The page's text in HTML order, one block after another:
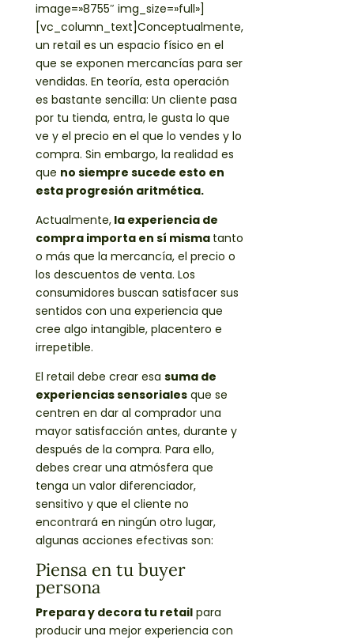
image=»8755″ img_size=»full»]
[vc_column_text]Conceptualmente,
un retail es un espacio físico en el
que se exponen mercancías para ser
vendidas. En teoría, esta operación
es bastante sencilla: Un cliente pasa
por tu tienda, entra, le gusta lo que
ve y el precio en el que lo vendes y lo
compra. Sin embargo, la realidad es
que no siempre sucede esto en
esta progresión aritmética.
Actualmente,la experiencia de
compra importa en sí misma tanto
o más que la mercancía, el precio o
los descuentos de venta. Los
consumidores buscan satisfacer sus
sentidos con una experiencia que
cree algo intangible, placentero e
irrepetible.
El retail debe crear esa suma de
experiencias sensorialesque se
centren en dar al comprador una
mayor satisfacción antes, durante y
después de la compra. Para ello,
debes crear una atmósfera que
tenga un valor diferenciador,
sensitivo y que el cliente no
encontrará en ningún otro lugar,
algunas acciones efectivas son:
Piensa en tu buyer
persona
Prepara y decora tu retailpara
producir una mejor experiencia con